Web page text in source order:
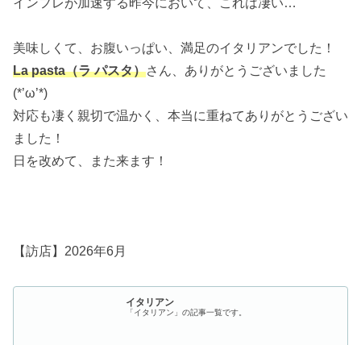
インフレが加速する昨今において、これは凄い…
美味しくて、お腹いっぱい、満足のイタリアンでした！
La pasta（ラ パスタ）さん、ありがとうございました
(*’ω’*)
対応も凄く親切で温かく、本当に重ねてありがとうござい
ました！
日を改めて、また来ます！
【訪店】2026年6月
イタリアン
「イタリアン」の記事一覧です。